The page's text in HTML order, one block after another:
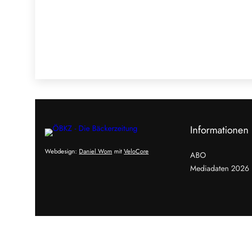
Webdesign: Daniel Wom mit VeloCore
Informationen
ABO
Mediadaten 2026